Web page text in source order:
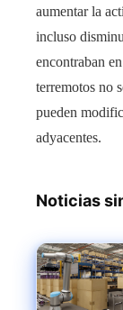
aumentar la
incluso
encontraban
terremotos no
pueden
adyacentes.
Noticias